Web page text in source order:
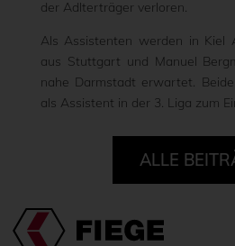
der Adlterträger verloren.
Als Assistenten werden in Kiel
aus Stuttgart und Manuel
nahe Darmstadt erwartet.
als Assistent in der 3. Liga zum
ALLE